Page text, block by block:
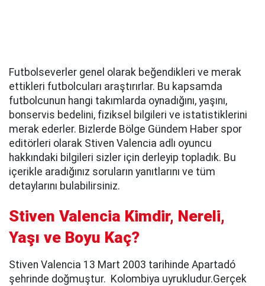
Futbolseverler genel olarak beğendikleri ve merak
ettikleri futbolcuları araştırırlar. Bu kapsamda
futbolcunun hangi takımlarda oynadığını, yaşını,
bonservis bedelini, fiziksel bilgileri ve istatistiklerini
merak ederler. Bizlerde Bölge Gündem Haber spor
editörleri olarak Stiven Valencia adlı oyuncu
hakkındaki bilgileri sizler için derleyip topladık. Bu
içerikle aradığınız soruların yanıtlarını ve tüm
detaylarını bulabilirsiniz.
Stiven Valencia Kimdir, Nereli,
Yaşı ve Boyu Kaç?
Stiven Valencia 13 Mart 2003 tarihinde Apartadó
şehrinde doğmuştur. Kolombiya uyrukludur.Gerçek